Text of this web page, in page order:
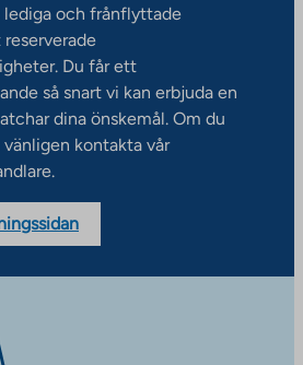
lediga och frånflyttade
Du får ett
så snart vi kan erbjuda en
dina önskemål. Om du
vänligen kontakta vår